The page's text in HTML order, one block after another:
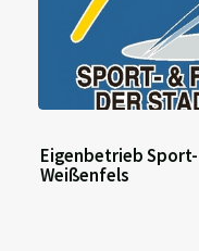
Eigenbetrieb
Weißenfels